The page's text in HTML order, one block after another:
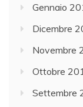
Gennaio
Dicembre
Novembre
Ottobre
Settembre